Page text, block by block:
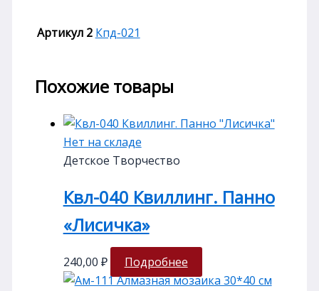
Артикул 2 Кпд-021
Похожие товары
Нет на складе
Детское Творчество
Квл-040 Квиллинг. Панно
«Лисичка»
240,00 ₽ Подробнее